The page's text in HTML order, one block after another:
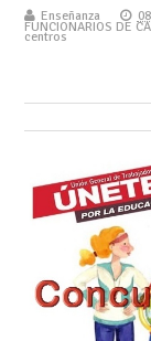
Enseñanza
FUNCIONARIOS DE
centros